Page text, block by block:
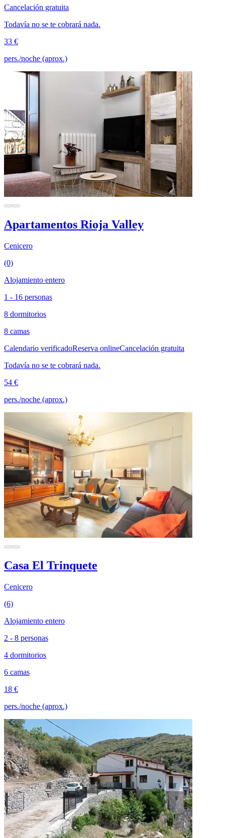
Cancelación gratuita
Todavía no se te cobrará nada.
33 €
pers./noche (aprox.)
Apartamentos Rioja Valley
Cenicero
(0)
Alojamiento entero
1 - 16 personas
8 dormitorios
8 camas
Calendario verificadoReserva onlineCancelación gratuita
Todavía no se te cobrará nada.
54 €
pers./noche (aprox.)
Casa El Trinquete
Cenicero
(6)
Alojamiento entero
2 - 8 personas
4 dormitorios
6 camas
18 €
pers./noche (aprox.)